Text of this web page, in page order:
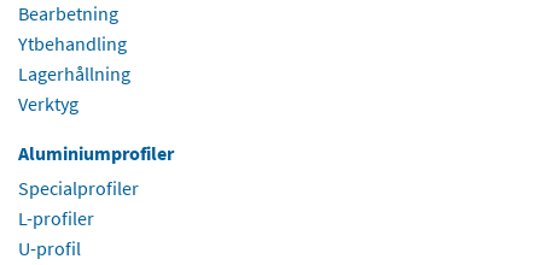
Bearbetning
Ytbehandling
Lagerhållning
Verktyg
Aluminiumprofiler
Specialprofiler
L-profiler
U-profil